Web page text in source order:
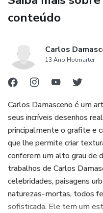
conteúdo
Carlos
13 Ano Hotmarter
Carlos Damasceno é um
seus incríveis desenhos
principalmente o grafite e
que lhe permite criar
conferem um alto grau de
trabalhos de Carlos
celebridades, paisagens
naturezas-mortas, todos
sofisticada. Ele tem um